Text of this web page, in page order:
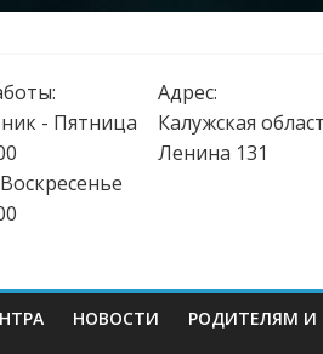
- Пятница
Адрес:
Калужская
Ленина 131
НОВОСТИ РОДИТЕЛЯМ И